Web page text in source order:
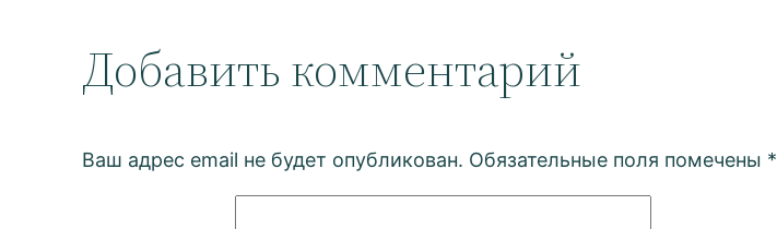
Добавить комментарий
Ваш адрес email не будет опубликован. Обязательные поля помечены *